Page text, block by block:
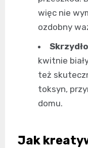
więc nie
ozdobny
kwitnie
też
toksyn,
domu.
Jak